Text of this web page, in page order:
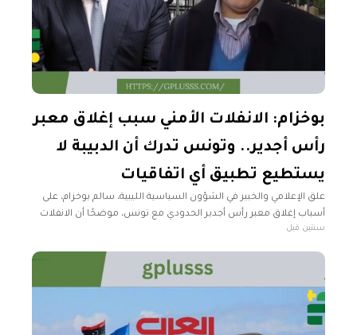
بوخزام: الانفلات الأمني سبب إغلاق معبر
رأس أجدير.. وتونس تدرك أن الدبيبة لا
يستطيع تطبيق أي اتفاقيات
علق الإعلامي والخبير في الشؤون السياسية الليبية، سالم بوخزام، على
أسباب إغلاق معبر رأس أجدير الحدودي مع تونس، موضحًا أن الانفلات
الأمني في ليبيا هو السبب الرئيسي وراء قرار الإغلاق.
سنتين قبل